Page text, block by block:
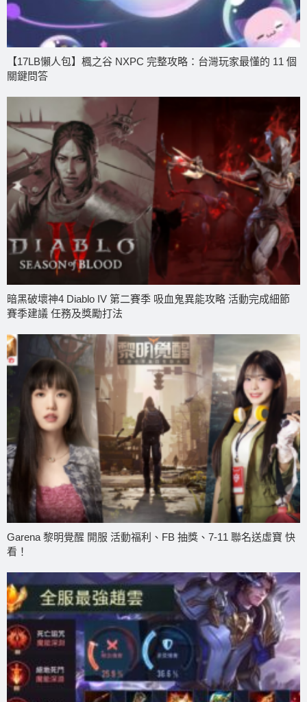
【17LB懶人包】楓之谷 NXPC 完整攻略：台灣玩家最懂的 11 個
關鍵問答
暗黑破壞神4 Diablo IV 第二賽季 吸血鬼異能攻略 活動完成細節
賽季建議 任務及獎勵打法
Garena 黎明覺醒 開服 活動福利、FB 抽獎、7-11 聯名送虛寶 快
看！